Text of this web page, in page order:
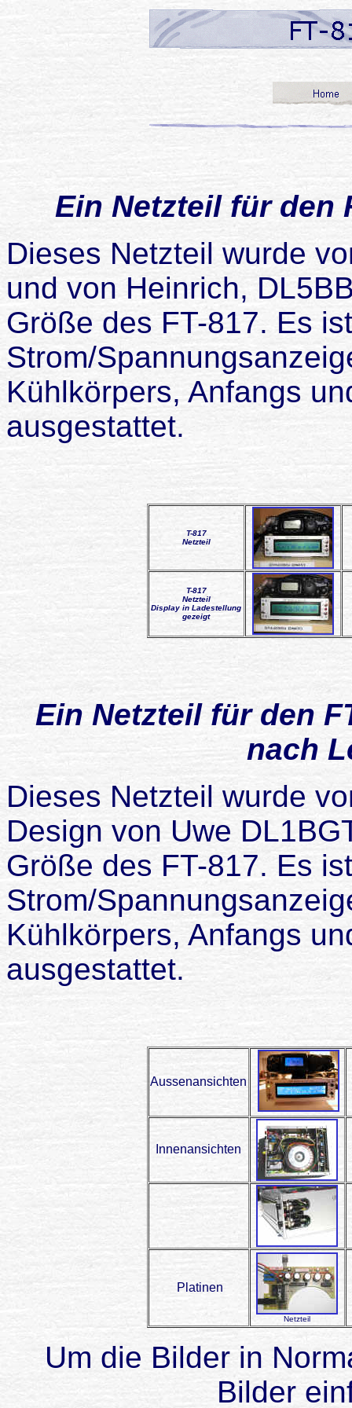
Ein Netzteil für den
Dieses Netzteil wurde
und von Heinrich,
Größe des FT-817. Es
Strom/
Kühlkörpers, Anfangs
ausgestattet.
T-817
Netzteil
T-817
Netzteil
Display in Ladestellung
gezeigt
Ein Netzteil für den
nach
Dieses Netzteil wurde
Design von Uwe
Größe des FT-817. Es
Strom/
Kühlkörpers, Anfangs
ausgestattet.
Aussenansichten
Innenansichten
Platinen
Netzteil
Um die Bilder in
Bilder